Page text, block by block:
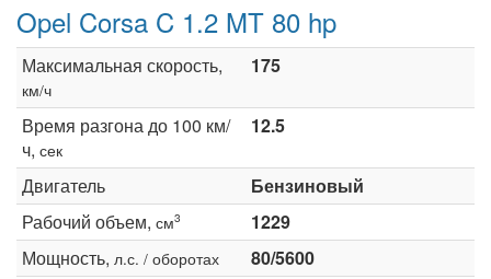
Opel Corsa C 1.2 MT 80 hp
Максимальная скорость,
км/ч
175
Время разгона до 100 км/
ч, сек
12.5
Двигатель
Бензиновый
Рабочий объем, см3
1229
Мощность, л.с. / оборотах
80/5600